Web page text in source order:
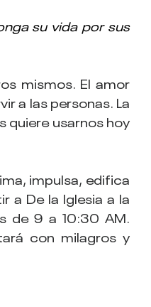
su vida por sus
mismos. El amor
a las personas. La
quiere usarnos hoy
impulsa, edifica
a De la Iglesia a la
de 9 a 10:30 AM.
con milagros y